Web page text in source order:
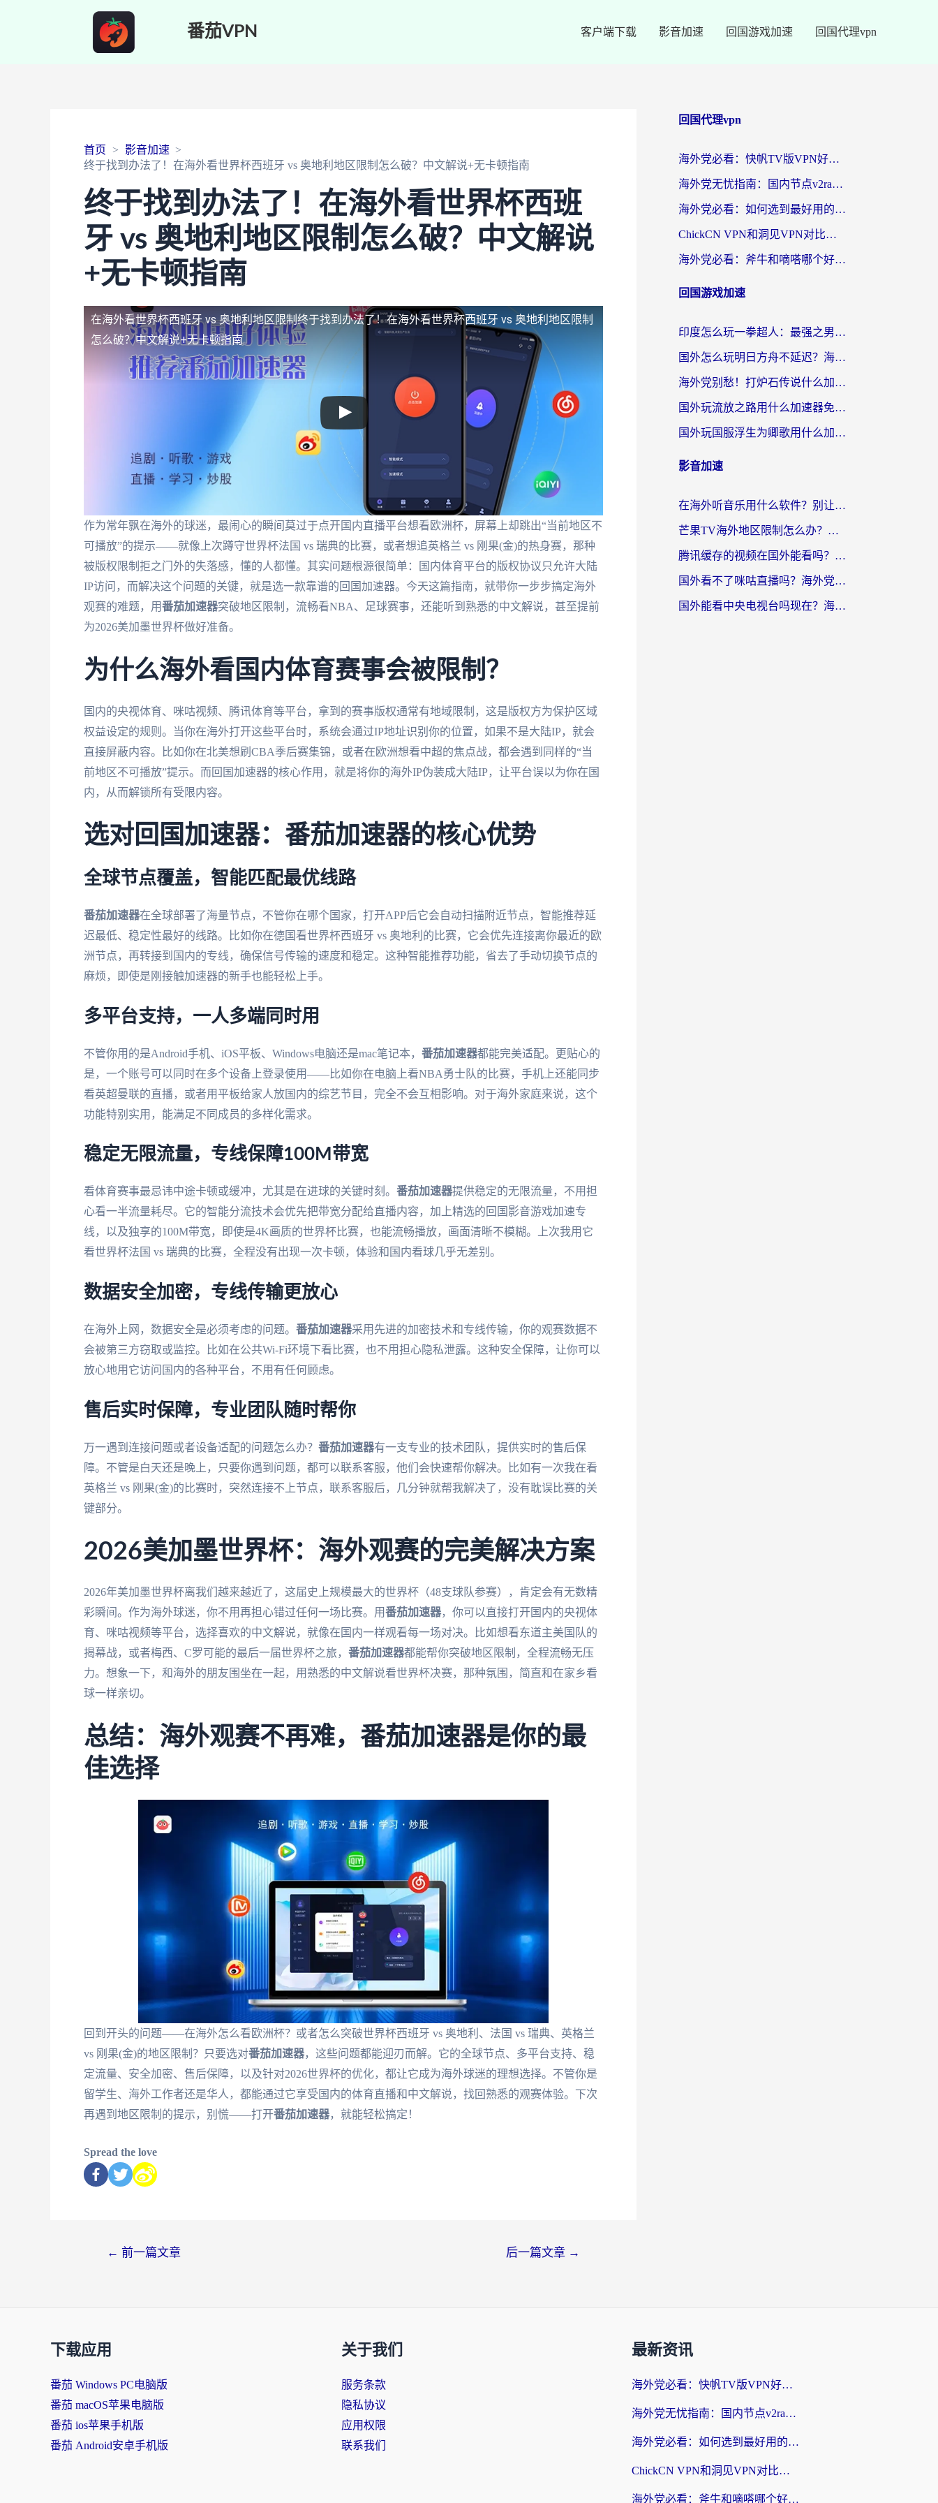
番茄VPN 客户端下载 影音加速 回国游戏加速 回国代理vpn
首页
影音加速
终于找到办法了！在海外看世界杯西班牙 vs 奥地利地区限制怎么破？中文解说+无卡顿指南
终于找到办法了！在海外看世界杯西班
牙 vs 奥地利地区限制怎么破？中文解说
+无卡顿指南
在海外看世界杯西班牙 vs 奥地利地区限制终于找到办法了！在海外看世界杯西班牙 vs 奥地利地区限制
怎么破？中文解说+无卡顿指南
作为常年飘在海外的球迷，最闹心的瞬间莫过于点开国内直播平台想看欧洲杯，屏幕上却跳出“当前地区不
可播放”的提示——就像上次蹲守世界杯法国 vs 瑞典的比赛，或者想追英格兰 vs 刚果(金)的热身赛，那种
被版权限制拒之门外的失落感，懂的人都懂。其实问题根源很简单：国内体育平台的版权协议只允许大陆
IP访问，而解决这个问题的关键，就是选一款靠谱的回国加速器。今天这篇指南，就带你一步步搞定海外
观赛的难题，用番茄加速器突破地区限制，流畅看NBA、足球赛事，还能听到熟悉的中文解说，甚至提前
为2026美加墨世界杯做好准备。
为什么海外看国内体育赛事会被限制？
国内的央视体育、咪咕视频、腾讯体育等平台，拿到的赛事版权通常有地域限制，这是版权方为保护区域
权益设定的规则。当你在海外打开这些平台时，系统会通过IP地址识别你的位置，如果不是大陆IP，就会
直接屏蔽内容。比如你在北美想刷CBA季后赛集锦，或者在欧洲想看中超的焦点战，都会遇到同样的“当
前地区不可播放”提示。而回国加速器的核心作用，就是将你的海外IP伪装成大陆IP，让平台误以为你在国
内，从而解锁所有受限内容。
选对回国加速器：番茄加速器的核心优势
全球节点覆盖，智能匹配最优线路
番茄加速器在全球部署了海量节点，不管你在哪个国家，打开APP后它会自动扫描附近节点，智能推荐延
迟最低、稳定性最好的线路。比如你在德国看世界杯西班牙 vs 奥地利的比赛，它会优先连接离你最近的欧
洲节点，再转接到国内的专线，确保信号传输的速度和稳定。这种智能推荐功能，省去了手动切换节点的
麻烦，即使是刚接触加速器的新手也能轻松上手。
多平台支持，一人多端同时用
不管你用的是Android手机、iOS平板、Windows电脑还是mac笔记本， 番茄加速器都能完美适配。更贴心的
是，一个账号可以同时在多个设备上登录使用——比如你在电脑上看NBA勇士队的比赛，手机上还能同步
看英超曼联的直播，或者用平板给家人放国内的综艺节目，完全不会互相影响。对于海外家庭来说，这个
功能特别实用，能满足不同成员的多样化需求。
稳定无限流量，专线保障100M带宽
看体育赛事最忌讳中途卡顿或缓冲，尤其是在进球的关键时刻。 番茄加速器提供稳定的无限流量，不用担
心看一半流量耗尽。它的智能分流技术会优先把带宽分配给直播内容，加上精选的回国影音游戏加速专
线，以及独享的100M带宽，即使是4K画质的世界杯比赛，也能流畅播放，画面清晰不模糊。上次我用它
看世界杯法国 vs 瑞典的比赛，全程没有出现一次卡顿，体验和国内看球几乎无差别。
数据安全加密，专线传输更放心
在海外上网，数据安全是必须考虑的问题。 番茄加速器采用先进的加密技术和专线传输，你的观赛数据不
会被第三方窃取或监控。比如在公共Wi-Fi环境下看比赛，也不用担心隐私泄露。这种安全保障，让你可以
放心地用它访问国内的各种平台，不用有任何顾虑。
售后实时保障，专业团队随时帮你
万一遇到连接问题或者设备适配的问题怎么办？ 番茄加速器有一支专业的技术团队，提供实时的售后保
障。不管是白天还是晚上，只要你遇到问题，都可以联系客服，他们会快速帮你解决。比如有一次我在看
英格兰 vs 刚果(金)的比赛时，突然连接不上节点，联系客服后，几分钟就帮我解决了，没有耽误比赛的关
键部分。
2026美加墨世界杯：海外观赛的完美解决方案
2026年美加墨世界杯离我们越来越近了，这届史上规模最大的世界杯（48支球队参赛），肯定会有无数精
彩瞬间。作为海外球迷，你不用再担心错过任何一场比赛。用番茄加速器，你可以直接打开国内的央视体
育、咪咕视频等平台，选择喜欢的中文解说，就像在国内一样观看每一场对决。比如想看东道主美国队的
揭幕战，或者梅西、C罗可能的最后一届世界杯之旅， 番茄加速器都能帮你突破地区限制，全程流畅无压
力。想象一下，和海外的朋友围坐在一起，用熟悉的中文解说看世界杯决赛，那种氛围，简直和在家乡看
球一样亲切。
总结：海外观赛不再难，番茄加速器是你的最
佳选择
回到开头的问题——在海外怎么看欧洲杯？或者怎么突破世界杯西班牙 vs 奥地利、法国 vs 瑞典、英格兰
vs 刚果(金)的地区限制？只要选对番茄加速器，这些问题都能迎刃而解。它的全球节点、多平台支持、稳
定流量、安全加密、售后保障，以及针对2026世界杯的优化，都让它成为海外球迷的理想选择。不管你是
留学生、海外工作者还是华人，都能通过它享受国内的体育直播和中文解说，找回熟悉的观赛体验。下次
再遇到地区限制的提示，别慌——打开番茄加速器，就能轻松搞定！
Spread the love
← 前一篇文章 后一篇文章 →
回国代理vpn
海外党必看：快帆TV版VPN好用吗？和快游VPN对比哪个回国效果更好？附实用避坑指南
海外党无忧指南：国内节点v2ray怎么选？一键回国VPN+多场景实测帮你避坑
海外党必看：如何选到最好用的回国加速器？从节点到售后的全维度指南
ChickCN VPN和洞见VPN对比哪个回国效果更好？海外党亲测3款加速器+避坑指南
海外党必看：斧牛和嘀嗒哪个好？3个维度教你选对回国加速器
回国游戏加速
印度怎么玩一拳超人：最强之男？海外党国服游戏加速避坑指南
国外怎么玩明日方舟不延迟？海外玩家国服游戏加速终极指南（附DNF梦幻诛仙解决方案）
海外党别愁！打炉石传说什么加速器好用？3个实用技巧解决国服游戏卡顿
国外玩流放之路用什么加速器免费？海外党亲测有效的国服游戏加速指南
国外玩国服浮生为卿歌用什么加速器比较好？海外党亲测不踩坑指南
影音加速
在海外听音乐用什么软件？别让地域限制断了你的华语歌单
芒果TV海外地区限制怎么办？海外党追剧看片的实用加速器选择指南
腾讯缓存的视频在国外能看吗？海外党追剧看片的终极解决方案
国外看不了咪咕直播吗？海外党追剧看片的加速器选择指南
国外能看中央电视台吗现在？海外党追剧看央视的实用指南
下载应用
番茄 Windows PC电脑版
番茄 macOS苹果电脑版
番茄 ios苹果手机版
番茄 Android安卓手机版
关于我们
服务条款
隐私协议
应用权限
联系我们
最新资讯
海外党必看：快帆TV版VPN好用吗？和快游VPN对比哪个回国效果更好？附实用避坑指南
海外党无忧指南：国内节点v2ray怎么选？一键回国VPN+多场景实测帮你避坑
海外党必看：如何选到最好用的回国加速器？从节点到售后的全维度指南
ChickCN VPN和洞见VPN对比哪个回国效果更好？海外党亲测3款加速器+避坑指南
海外党必看：斧牛和嘀嗒哪个好？3个维度教你选对回国加速器